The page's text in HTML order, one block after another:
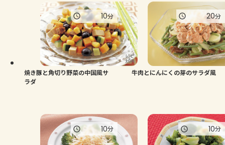
焼き豚と角切り野菜の中国風サ
ラダ
10分
牛肉とにんにくの芽のサラダ風
20分
10分 10分